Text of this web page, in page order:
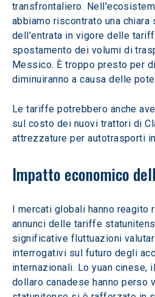
transfrontaliero.
abbiamo riscontrato una
dell'entrata in vigore delle
spostamento dei volumi di
Messico. È troppo presto per
diminuiranno a causa delle
Le tariffe potrebbero anche
sul costo dei nuovi trattori di
attrezzature per autotrasporti
Impatto economico
I mercati globali hanno reagito
annunci delle tariffe
significative fluttuazioni
interrogativi sul futuro degli
internazionali. Lo yuan cinese,
dollaro canadese hanno perso